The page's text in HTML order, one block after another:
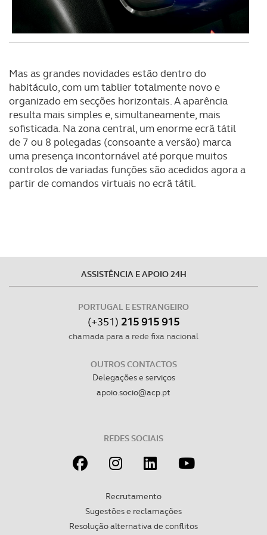
dados pessoais serão realizadas apenas com o seu
consentimento e quando tal se afigure estritamente
necessário no contexto dos serviços a prestar.
Realçamos que o bloqueio de certo tipo de Cookies e
tecnologias similares pode ter impacto na sua
experiência de navegação no Website e nos serviços
disponibilizados.
Consulte a política de cookies do site.
Mas as grandes novidades estão dentro do
habitáculo, com um tablier totalmente novo e
organizado em secções horizontais. A aparência
resulta mais simples e, simultaneamente, mais
sofisticada. Na zona central, um enorme ecrã tátil
de 7 ou 8 polegadas (consoante a versão) marca
uma presença incontornável até porque muitos
controlos de variadas funções são acedidos agora a
partir de comandos virtuais no ecrã tátil.
ASSISTÊNCIA E APOIO 24H
PORTUGAL E ESTRANGEIRO
(+351) 215 915 915
chamada para a rede fixa nacional
OUTROS CONTACTOS
Delegações e serviços
apoio.socio@acp.pt
REDES SOCIAIS
Recrutamento
Sugestões e reclamações
Resolução alternativa de conflitos